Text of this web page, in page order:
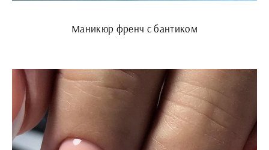
Маникюр френч с бантиком